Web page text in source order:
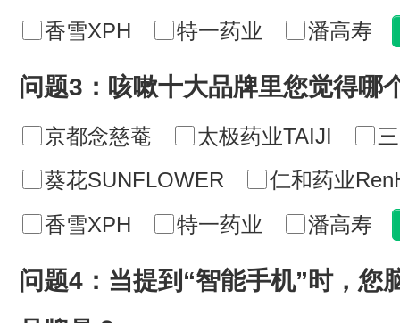
香雪XPH
特一药业 潘高寿
问题3：咳嗽十大品牌里您觉得哪
京都念慈菴 太极药业TAIJI
葵花SUNFLOWER
仁和药业
香雪XPH
特一药业 潘高寿
问题4：当提到“智能手机”时，您